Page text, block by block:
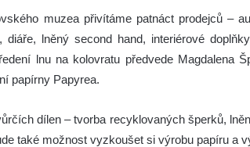
muzea přivítáme patnáct prodejců –
lněný second hand, interiérové
lnu na kolovratu předvede Magdalena
papírny Papyrea.
dílen – tvorba recyklovaných šperků,
také možnost vyzkoušet si výrobu papíru a